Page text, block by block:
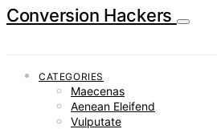
Conversion Hackers
CATEGORIES
Maecenas
Aenean Eleifend
Vulputate